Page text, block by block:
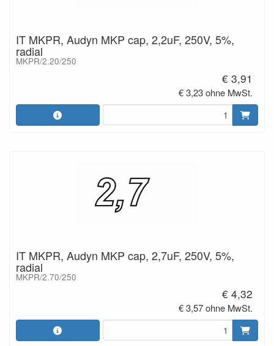
IT MKPR, Audyn MKP cap, 2,2uF, 250V, 5%,
radial
MKPR/2.20/250
€ 3,91
€ 3,23 ohne MwSt.
IT MKPR, Audyn MKP cap, 2,7uF, 250V, 5%,
radial
MKPR/2.70/250
€ 4,32
€ 3,57 ohne MwSt.